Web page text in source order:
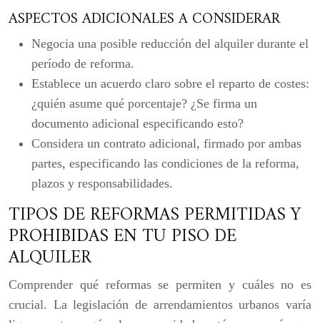
ASPECTOS ADICIONALES A CONSIDERAR
Negocia una posible reducción del alquiler durante el
período de reforma.
Establece un acuerdo claro sobre el reparto de costes:
¿quién asume qué porcentaje? ¿Se firma un
documento adicional especificando esto?
Considera un contrato adicional, firmado por ambas
partes, especificando las condiciones de la reforma,
plazos y responsabilidades.
TIPOS DE REFORMAS PERMITIDAS Y
PROHIBIDAS EN TU PISO DE
ALQUILER
Comprender qué reformas se permiten y cuáles no es
crucial. La legislación de arrendamientos urbanos varía